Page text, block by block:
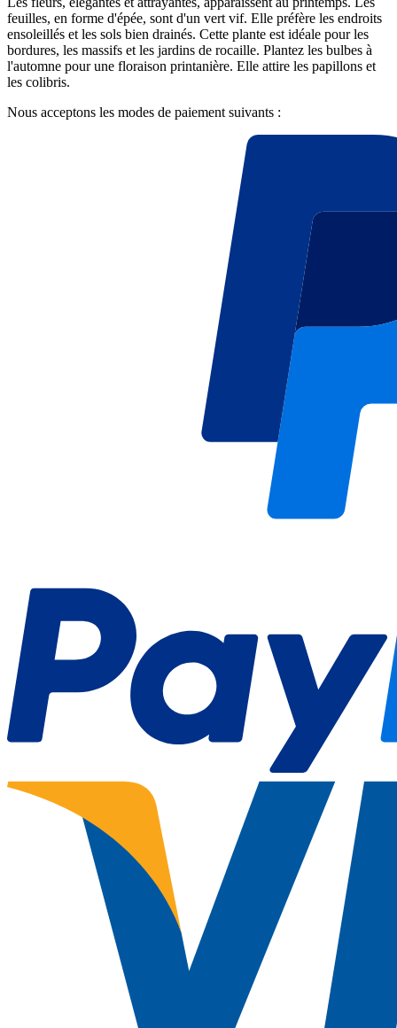
feuilles, en forme d'épée, sont d'un vert vif. Elle préfère les endroits
ensoleillés et les sols bien drainés. Cette plante est idéale pour les
bordures, les massifs et les jardins de rocaille. Plantez les bulbes à
l'automne pour une floraison printanière. Elle attire les papillons et
les colibris.
Nous acceptons les modes de paiement suivants :